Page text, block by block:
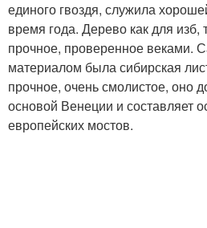
единого гвоздя, служила
время года. Дерево как для изб,
прочное, проверенное веками.
материалом была сибирская
прочное, очень смолистое, оно
основой Венеции и составляет
европейских мостов.